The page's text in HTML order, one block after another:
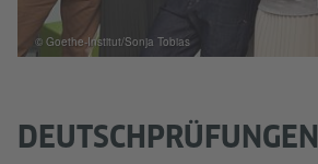
DEUTSCHPRÜFUNGEN
© Goethe-Institut/Sonja Tobias